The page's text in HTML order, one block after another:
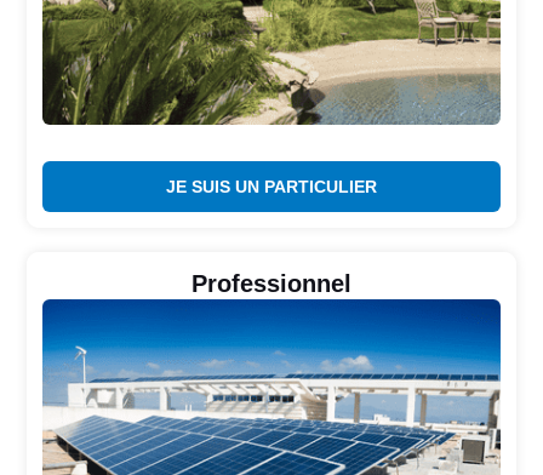
JE SUIS UN PARTICULIER
Professionnel